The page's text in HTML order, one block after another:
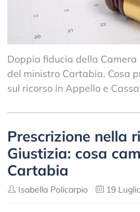
Doppia fiducia della
del ministro Cartabia. Cosa
sul ricorso in Appello e
Prescrizione nella
Giustizia: cosa
Cartabia
Isabella Policarpio 19